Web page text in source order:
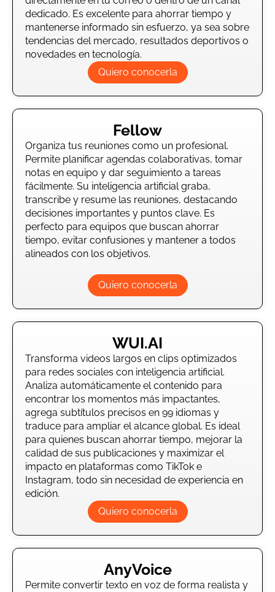
dedicado. Es excelente para ahorrar tiempo y
mantenerse informado sin esfuerzo, ya sea sobre
tendencias del mercado, resultados deportivos o
novedades en tecnología.
Quiero conocerla
Fellow
Organiza tus reuniones como un profesional.
Permite planificar agendas colaborativas, tomar
notas en equipo y dar seguimiento a tareas
fácilmente. Su inteligencia artificial graba,
transcribe y resume las reuniones, destacando
decisiones importantes y puntos clave. Es
perfecto para equipos que buscan ahorrar
tiempo, evitar confusiones y mantener a todos
alineados con los objetivos.
Quiero conocerla
WUI.AI
Transforma videos largos en clips optimizados
para redes sociales con inteligencia artificial.
Analiza automáticamente el contenido para
encontrar los momentos más impactantes,
agrega subtítulos precisos en 99 idiomas y
traduce para ampliar el alcance global. Es ideal
para quienes buscan ahorrar tiempo, mejorar la
calidad de sus publicaciones y maximizar el
impacto en plataformas como TikTok e
Instagram, todo sin necesidad de experiencia en
edición.
Quiero conocerla
AnyVoice
Permite convertir texto en voz de forma realista y